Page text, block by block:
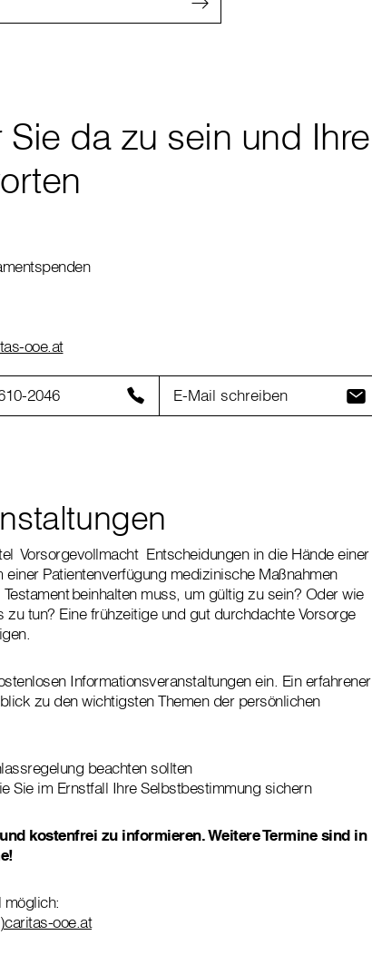
da zu sein und Ihre
ooe.at
2046 E-Mail schreiben
Vorsorgevollmacht Entscheidungen in die Hände einer
Patientenverfügung medizinische Maßnahmen
beinhalten muss, um gültig zu sein? Oder wie
tun? Eine frühzeitige und gut durchdachte Vorsorge
Informationsveranstaltungen ein. Ein erfahrener
zu den wichtigsten Themen der persönlichen
beachten sollten
Sie im Ernstfall Ihre Selbstbestimmung sichern
kostenfrei zu informieren. Weitere Termine sind in
möglich:
ooe.at